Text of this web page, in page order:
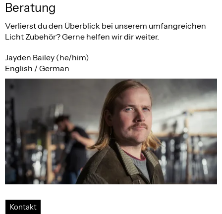
Beratung
Verlierst du den Überblick bei unserem umfangreichen
Licht Zubehör? Gerne helfen wir dir weiter.
Jayden Bailey (he/him)
English / German
Kontakt